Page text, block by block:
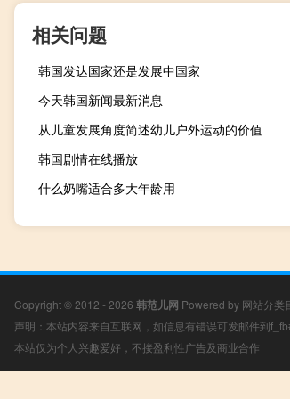
相关问题
韩国发达国家还是发展中国家
今天韩国新闻最新消息
从儿童发展角度简述幼儿户外运动的价值
韩国剧情在线播放
什么奶嘴适合多大年龄用
Copyright © 2012 - 2026 韩范儿网 Powered by 网站分类
声明：本站内容来自互联网，如信息有错误可发邮件到
本站仅为个人兴趣爱好，不接盈利性广告及商业合作